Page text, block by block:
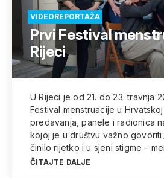
VIDEOREPORTAŽA
Prvi Festival
Rijeci
U Rijeci je od 21. do 23. travnja
Festival menstruacije u
predavanja, panele i radionica
kojoj je u društvu važno
činilo rijetko i u sjeni stigme –
ČITAJTE DALJE